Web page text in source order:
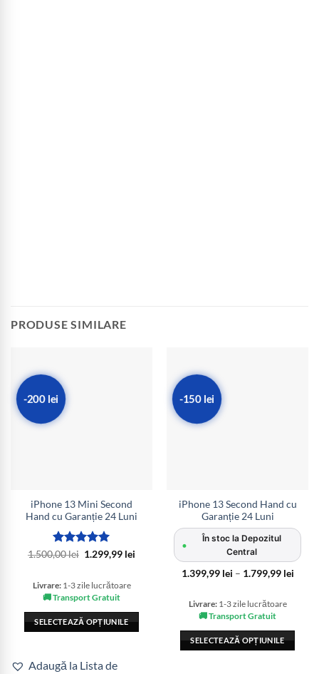
PRODUSE SIMILARE
-200 lei
iPhone 13 Mini Second
Hand cu Garanție 24 Luni
Evaluat la
1.500,00lei Prețul
fost:
1.500,00 lei.
1.299,99 lei
Livrare:1-3 zile lucrătoare
🚚 Transport Gratuit
SELECTEAZĂ OPȚIUNILE
are
Adaugă la Lista de
-150 lei
iPhone 13 Second Hand cu
Garanție 24 Luni
•
În stoc la Depozitul
Central
1.399,99 lei – 1.799,99 lei
Livrare:1-3 zile lucrătoare
🚚 Transport Gratuit
SELECTEAZĂ OPȚIUNILE